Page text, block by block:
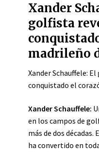
Xander
golfista
madrileño
Xander Schauffele:
conquistado el
Xander Schauffele:
en los campos de
más de dos
ha convertido en